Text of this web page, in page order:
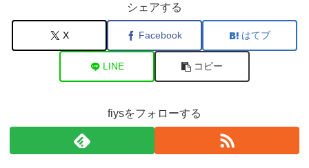
シェアする
X Facebook はてブ
LINE コピー
fiysをフォローする